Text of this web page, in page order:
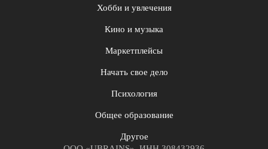
Хобби и увлечения
Кино и музыка
Маркетплейсы
Начать свое дело
Психология
Общее образование
Другое